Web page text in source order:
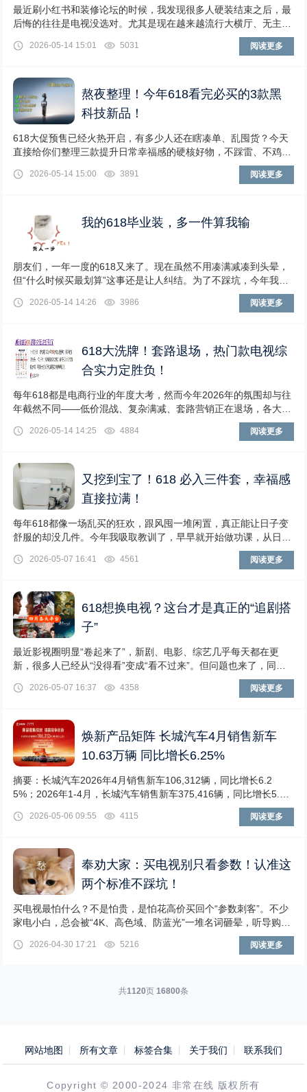
最近刷小红书和装修论坛的时候，我发现很多人硬装结束之后，最
后悔的往往是电视没选对。尤其是现在越来越流行大横厅、无主灯
2026-05-14 15:01 5031 阅读更多
熬夜整理！今年618看完必买的3款黑
科技新品！
618大促预售已经火热开启，有多少人还在瞎凑单、乱囤货？今天
直接给你们整理三款提升日常幸福感的硬核好物，不踩雷、不鸡
2026-05-14 15:00 3891 阅读更多
我的618毕业装，多一件算我输
朋友们，一年一度的618又来了。现在虽然不用凑满减凑到头晕，
但“什么时候买最划算”这事还是让人纠结。为了不踩坑，今年我换
2026-05-14 14:26 3986 阅读更多
618大洗牌！套路退场，热门款电视综
合实力定胜负！
每年618都是电商行业的年度大考，然而今年2026年的氛围却与往
年截然不同——低价混战、复杂满减、套路营销正在退场，各大电
2026-05-14 14:25 4884 阅读更多
又挖到宝了！618 必入三件套，幸福感
直接拉满！
每年618都像一场乱买的狂欢，跟风囤一堆闲置，真正能让日子变
舒服的却没几件。今年我吸取教训了，早早就开始做功课，从日常
2026-05-07 16:41 4561 阅读更多
618想换电视？这台才是真正的“追剧搭
子”
最近影视圈明显“卷起来了”，新剧、电影、综艺几乎每天都在更
新，很多人已经从“没得看”变成“看不过来”。但问题也来了，同一
2026-05-07 16:37 4358 阅读更多
焕新产品矩阵 长城汽车4月销售新车
10.63万辆 同比增长6.25%
摘要：长城汽车2026年4月销售新车106,312辆，同比增长6.2
5%；2026年1-4月，长城汽车销售新车375,416辆，同比增长5.2
2026-05-06 09:55 4115 阅读更多
奉劝大家：买电视别只看参数！认准这
两个标准不踩坑！
买电视最怕什么？不是怕贵，是怕花高价买回个“参数刺客”。不少
家电小白，总会被“4K、高色域、防蓝光”一堆名词砸晕，听导购一
2026-04-30 17:21 5216 阅读更多
共1120页 16800条
网站地图 所有文章 标签合集 关于我们 联系我们
Copyright © 2000-2024 非常在线 版权所有